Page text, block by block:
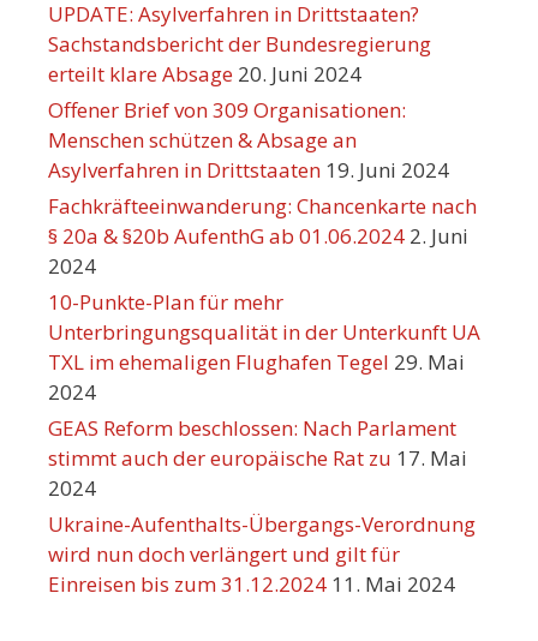
UPDATE: Asylverfahren in Drittstaaten?
Sachstandsbericht der Bundesregierung
erteilt klare Absage 20. Juni 2024
Offener Brief von 309 Organisationen:
Menschen schützen & Absage an
Asylverfahren in Drittstaaten 19. Juni 2024
Fachkräfteeinwanderung: Chancenkarte nach
§ 20a & §20b AufenthG ab 01.06.2024 2. Juni
2024
10-Punkte-Plan für mehr
Unterbringungsqualität in der Unterkunft UA
TXL im ehemaligen Flughafen Tegel 29. Mai
2024
GEAS Reform beschlossen: Nach Parlament
stimmt auch der europäische Rat zu 17. Mai
2024
Ukraine-Aufenthalts-Übergangs-Verordnung
wird nun doch verlängert und gilt für
Einreisen bis zum 31.12.2024 11. Mai 2024